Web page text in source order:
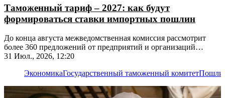
Таможенный тариф – 2027: как будут
формироваться ставки импортных пошлин
До конца августа межведомственная комиссия рассмотрит
более 360 предложений от предприятий и организаций
республики
31 Июл., 2026, 12:20
ЭкономикаГосударственный таможенный комитет